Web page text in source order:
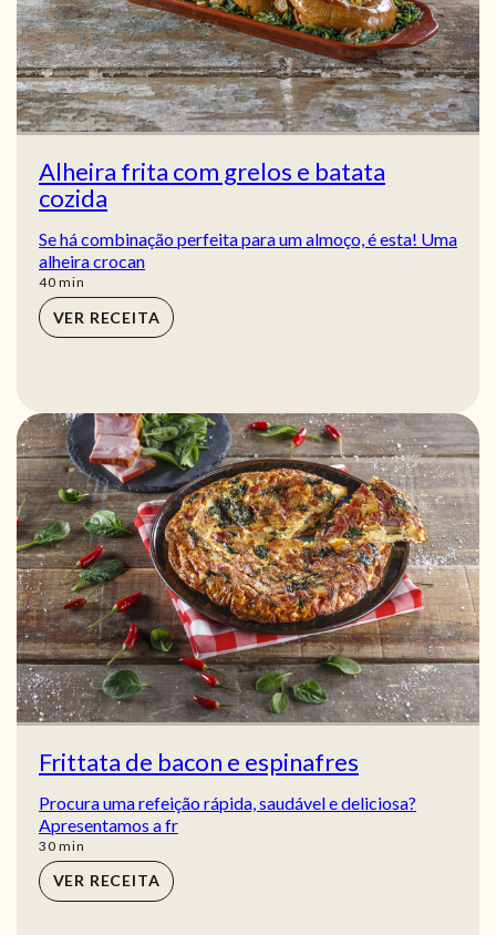
Alheira frita com grelos e batata
cozida
Se há combinação perfeita para um almoço, é esta! Uma
alheira crocan
40min
min
VER RECEITA
Frittata de bacon e espinafres
Procura uma refeição rápida, saudável e deliciosa?
Apresentamos a fr
30min
min
VER RECEITA